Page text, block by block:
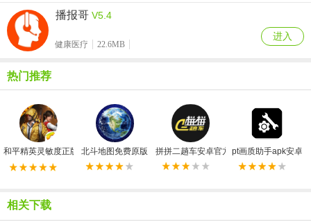
播报哥 V5.4
健康医疗 22.6MB
进入
热门推荐
和平精英灵敏度正版 北斗地图免费原版 拼拼二趟车安卓官方版pt画质助手apk安卓
相关下载